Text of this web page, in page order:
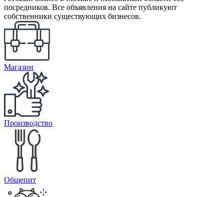
посредников. Все объявления на сайте публикуют
собственники существующих бизнесов.
Магазин
Производство
Общепит